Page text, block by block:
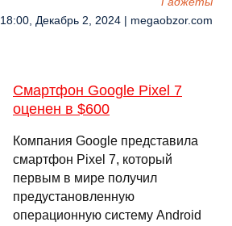
18:00, Декабрь 2, 2024 | megaobzor.com
Смартфон Google Pixel 7
оценен в $600
Компания Google представила
смартфон Pixel 7, который
первым в мире получил
предустановленную
операционную систему Android